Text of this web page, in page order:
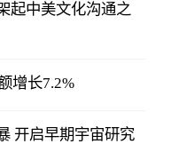
起中美文化沟通之
增长7.2%
开启早期宇宙研究